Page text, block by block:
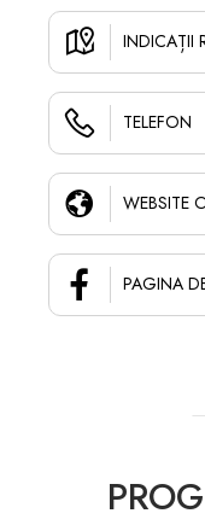
INDICAȚII
TELEFON
WEBSITE
PAGINA